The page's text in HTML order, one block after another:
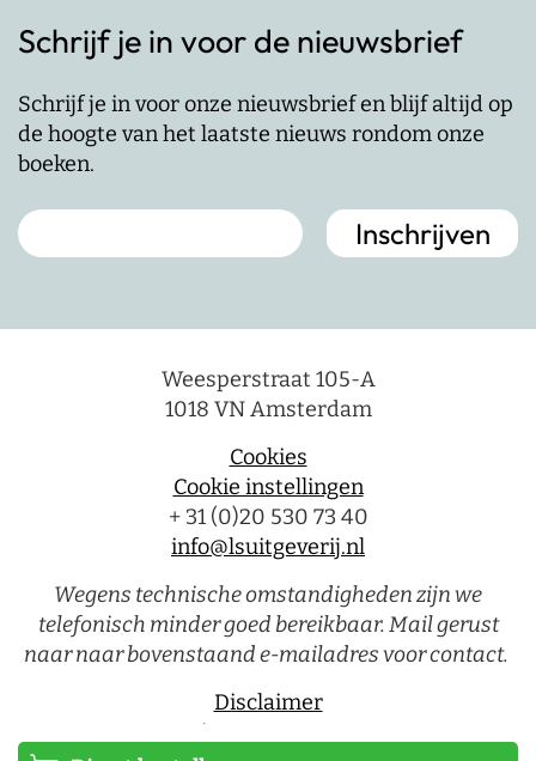
Schrijf je in voor de nieuwsbrief
Schrijf je in voor onze nieuwsbrief en blijf altijd op
de hoogte van het laatste nieuws rondom onze
boeken.
Weesperstraat 105-A
1018 VN Amsterdam
Cookies
Cookie instellingen
+ 31 (0)20 530 73 40
info@lsuitgeverij.nl
Wegens technische omstandigheden zijn we
telefonisch minder goed bereikbaar. Mail gerust
naar naar bovenstaand e-mailadres voor contact.
Disclaimer
Privacystatement